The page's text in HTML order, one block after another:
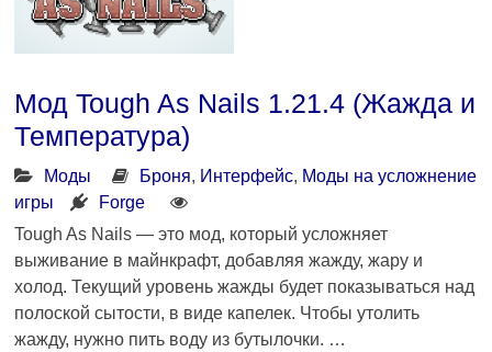
Мод Tough As Nails 1.21.4 (Жажда и
Температура)
Моды Броня, Интерфейс, Моды на усложнение
игры
Forge
Tough As Nails — это мод, который усложняет
выживание в майнкрафт, добавляя жажду, жару и
холод. Текущий уровень жажды будет показываться над
полоской сытости, в виде капелек. Чтобы утолить
жажду, нужно пить воду из бутылочки. …